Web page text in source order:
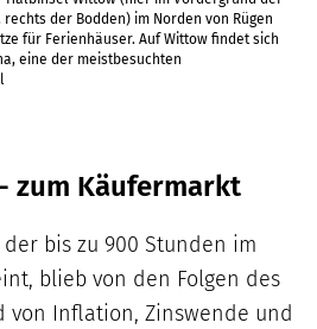
der Bodden) im Norden von Rügen
für Ferienhäuser. Auf Wittow findet sich
eine der meistbesuchten
zum Käufermarkt
bis zu 900 Stunden im
blieb von den Folgen des
von Inflation, Zinswende und